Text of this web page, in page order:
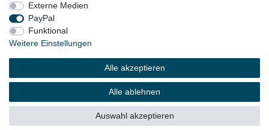
Externe Medien
PayPal
Funktional
Weitere Einstellungen
Alle akzeptieren
Alle ablehnen
Auswahl akzeptieren
Widerrufs­recht
© Copyright 2026 | Alle Rechte vorbehalten.